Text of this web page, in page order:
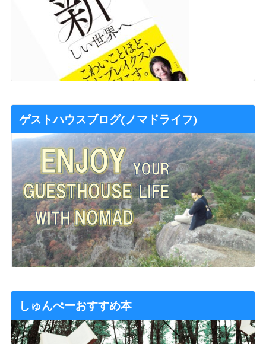
ゲストハウスブログ(ノマドライフ)
しゅんぺーおすすめ本